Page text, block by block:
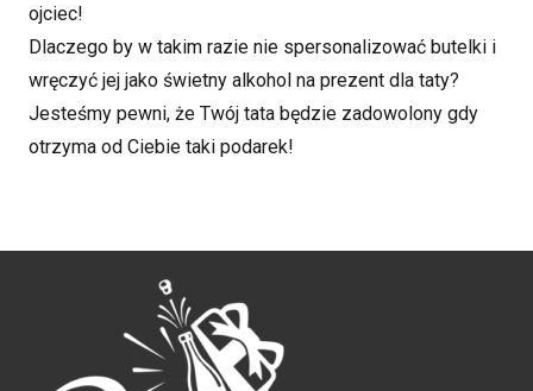
ojciec!
Dlaczego by w takim razie nie spersonalizować butelki i
wręczyć jej jako świetny alkohol na prezent dla taty?
Jesteśmy pewni, że Twój tata będzie zadowolony gdy
otrzyma od Ciebie taki podarek!